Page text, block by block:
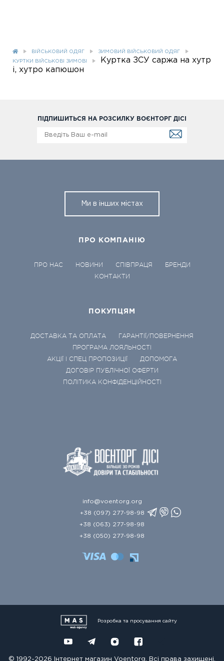
ВІЙСЬКОВИЙ ОДЯГ ЗИМОВИЙ ВІЙСЬКОВИЙ ОДЯГ
КУРТКИ ВІЙСЬКОВІ ЗИМОВІ
Куртка ЗСУ саржа на хутр
і, хутро капюшон
ПІДПИШИТЬСЯ НА РОЗСИЛКУ ВОЄНТОРГ ДІСІ
Ми в інших містах
ПРО КОМПАНІЮ
ПРО НАС НОВИНИ СПІВПРАЦЯ
БРЕНДИ
КОНТАКТИ
ПОКУПЦЯМ
ДОСТАВКА ТА ОПЛАТА
ГАРАНТІЇ/ПОВЕРНЕННЯ
ПРОГРАМА ЛОЯЛЬНОСТІ
АКЦІЇ І СПЕЦ ПРОПОЗИЦІЇ
ДОПОМОГА
ДОГОВІР ПУБЛІЧНОЇ ОФЕРТИ
ПОЛІТИКА КОНФІДЕНЦІЙНОСТІ
info@voentorg.org
+38 (097) 277-98-98
+38 (063) 277-98-98
+38 (050) 277-98-98
© 1992-2026 Інтернет магазин Voentorg. Всі права захищені.
Розробка та просування сайту